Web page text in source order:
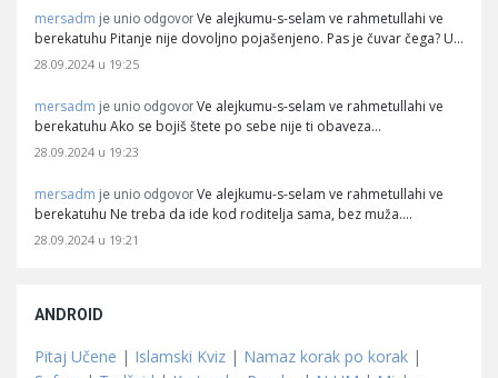
mersadm je unio odgovor Ve alejkumu-s-selam ve rahmetullahi ve
berekatuhu Pitanje nije dovoljno pojašenjeno. Pas je čuvar čega? U…
28.09.2024 u 19:25
mersadm je unio odgovor Ve alejkumu-s-selam ve rahmetullahi ve
berekatuhu Ako se bojiš štete po sebe nije ti obaveza…
28.09.2024 u 19:23
mersadm je unio odgovor Ve alejkumu-s-selam ve rahmetullahi ve
berekatuhu Ne treba da ide kod roditelja sama, bez muža.…
28.09.2024 u 19:21
ANDROID
Pitaj Učene | Islamski Kviz | Namaz korak po korak |